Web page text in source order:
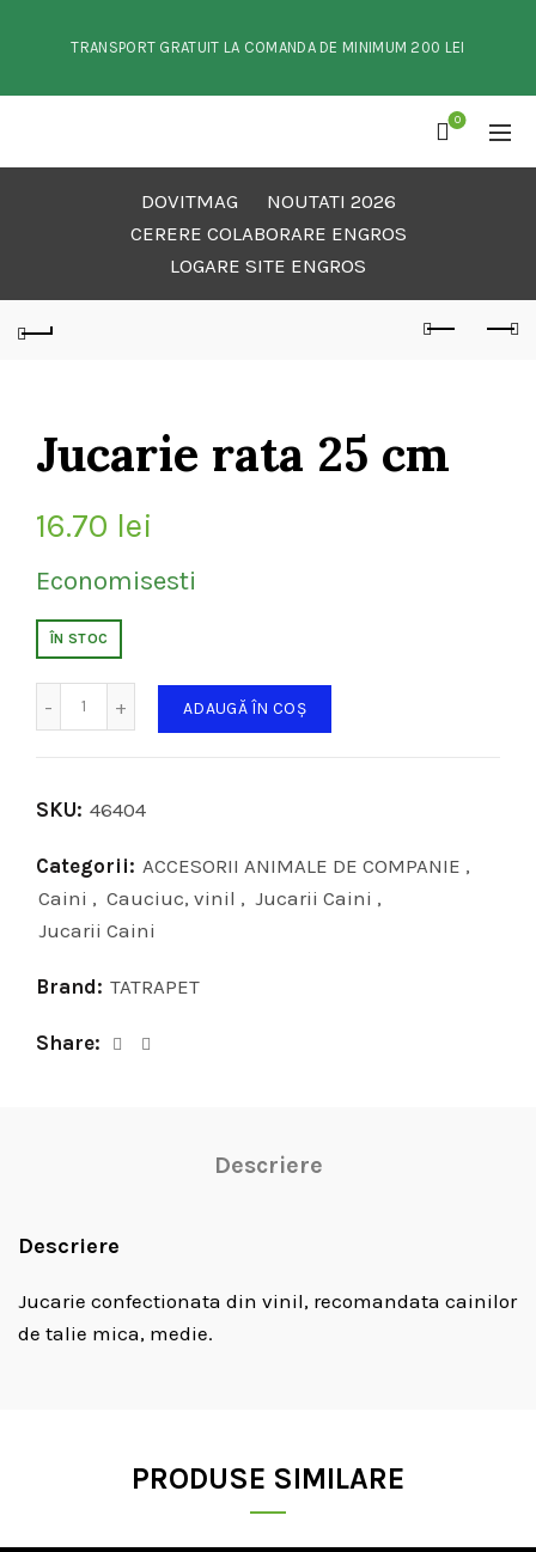
TRANSPORT GRATUIT LA COMANDA DE MINIMUM 200 LEI
0
DOVITMAG
NOUTATI 2026
CERERE COLABORARE ENGROS
LOGARE SITE ENGROS
Jucarie rata 25 cm
16.70 lei
Economisesti
ÎN STOC
ADAUGĂ ÎN COȘ
SKU: 46404
Categorii: ACCESORII ANIMALE DE COMPANIE ,
Caini , Cauciuc, vinil , Jucarii Caini ,
Jucarii Caini
Brand: TATRAPET
Share
Descriere
Descriere
Jucarie confectionata din vinil, recomandata cainilor
de talie mica, medie.
PRODUSE SIMILARE